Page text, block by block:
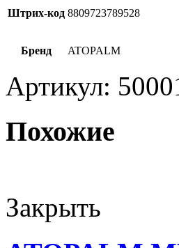
Штрих-код 8809723789528
Бренд ATOPALM
Артикул:
Похожие
Закрыть